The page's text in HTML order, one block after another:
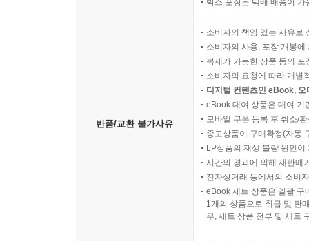
박스 포장은 택배 배송이
반품/교환 불가사유
소비자의 책임 있는 사유로
소비자의 사용, 포장 개봉
복제가 가능한 상품 등의
소비자의 요청에 따라 개별
디지털 컨텐츠인 eBook,
eBook 대여 상품은 대여 기
모바일 쿠폰 등록 후 취소/
중고상품이 구매확정(자동
LP상품의 재생 불량 원인
시간의 경과에 의해 재판매
전자상거래 등에서의 소비
eBook 세트 상품은 일괄 구
1개의 상품으로 취급 및 판
우, 세트 상품 전부 및 세트